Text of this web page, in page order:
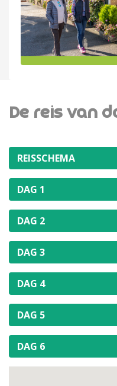
De reis van
REISSCHEMA
DAG 1
DAG 2
DAG 3
DAG 4
DAG 5
DAG 6